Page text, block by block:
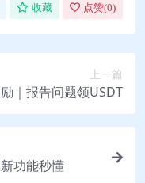
收藏 点赞(0)
上一篇
｜报告问题领USDT
功能秒懂